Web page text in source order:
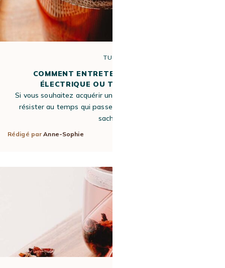
TUTO
COMMENT ENTRETENIR SA BOUILLOIRE
ÉLECTRIQUE OU TRADITIONNELLE ?
Si vous souhaitez acquérir une bouilloire fiable et qui saura
résister au temps qui passe et des litres d’eau chauffés,
sachez…
Rédigé parAnne-Sophie